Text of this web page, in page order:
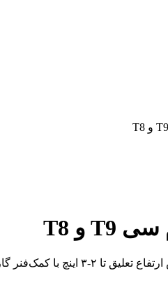
مجموعه‌ای حرفه‌ای برای